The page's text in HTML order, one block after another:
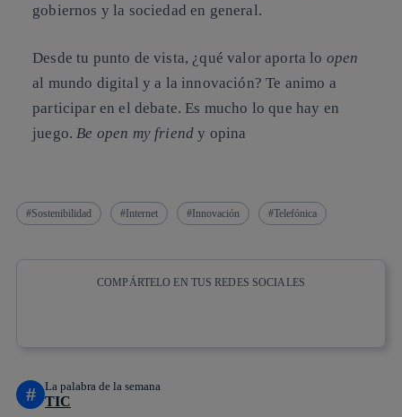
gobiernos y la sociedad en general.
Desde tu punto de vista, ¿qué valor aporta lo open
al mundo digital y a la innovación?Te animo a
participar en el debate. Es mucho lo que hay en
juego.Be open my friend y opina
Sostenibilidad Internet Innovación Telefónica
COMPÁRTELO EN TUS REDES SOCIALES
# La palabra de la semana
TIC